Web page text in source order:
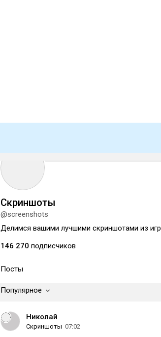
Скриншоты
@screenshots
Делимся вашими лучшими скриншотами из игр
146 270 подписчиков
Посты
Популярное
Николай
Скриншоты 07:02